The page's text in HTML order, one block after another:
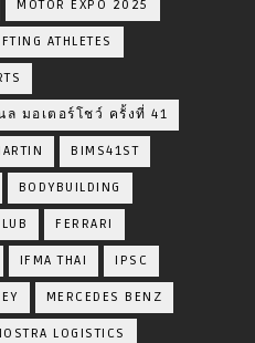
MOTOR EXPO 2025
ATHLETES
มอเตอร์โชว์ ครั้งที่ 41
BIMS41ST
BODYBUILDING
FERRARI
IFMA THAI IPSC
MERCEDES BENZ
LOGISTICS